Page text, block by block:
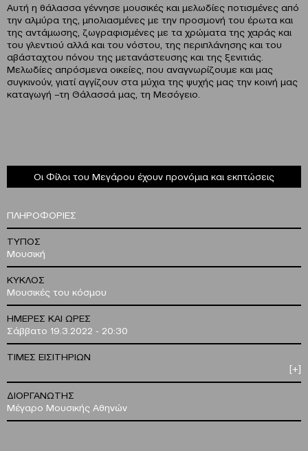
Αυτή η θάλασσα γέννησε μουσικές και μελωδίες ποτισμένες από
την αλμύρα της, μπολιασμένες με την προσμονή του έρωτα και
της αντάμωσης, ζωγραφισμένες με τα χρώματα της χαράς και
του γλεντιού αλλά και του νόστου, της περιπλάνησης και του
αβάσταχτου πόνου της μετανάστευσης και της ξενιτιάς.
Μελωδίες απρόσμενα οικείες, που αναγνωρίζουμε και μας
συγκινούν, γιατί αγγίζουν στα μύχια της ψυχής μας την κοινή μας
καταγωγή –τη Θάλασσά μας, τη Μεσόγειο.
Οι Φίλοι του Μεγάρου έχουν προνόμια και εκπτώσεις
ΠΛΗΡΟΦΟΡΙΕΣ
ΤΥΠΟΣ
Μουσική
ΚΥΚΛΟΣ
Μουσικές του κόσμου
ΗΜΕΡΕΣ ΚΑΙ ΩΡΕΣ
Σάββατο 19.3.2022 - 20:30
ΤΙΜΕΣ ΕΙΣΙΤΗΡΙΩΝ
[+]
ΔΙΟΡΓΑΝΩΤΗΣ
Μέγαρο Μουσικής Αθηνών